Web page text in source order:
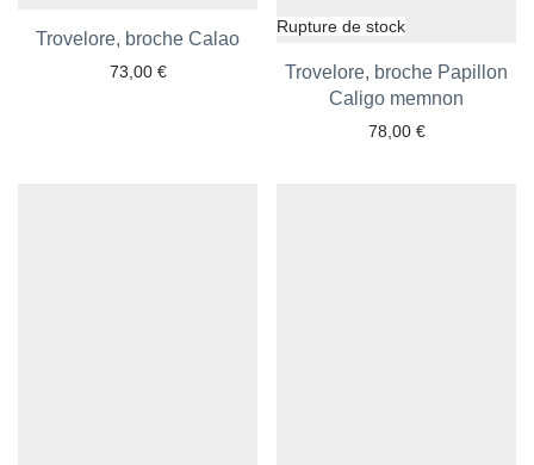
Trovelore, broche Calao
73,00 €
Ajouter aux favoris
Trovelore, broche Papillon
Caligo memnon
78,00 €
Ajouter aux favoris